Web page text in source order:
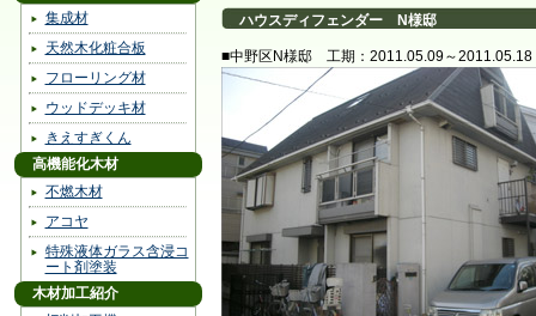
集成材
天然木化粧合板
フローリング材
ウッドデッキ材
きえすぎくん
高機能化木材
不燃木材
アコヤ
特殊液体ガラス含浸コ
ート剤塗装
木材加工紹介
ハウスディフェンダー N様邸
■中野区N様邸 工期：2011.05.09～2011.05.18